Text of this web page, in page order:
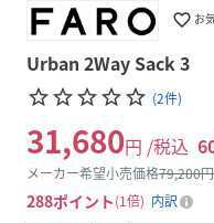
favorite_border お
Urban 2Way Sack 3
star_borderstar_borderstar_borderstar_borderstar_border (2件)
31,680円 /税込
メーカー希望小売価格79,200
288ポイント 1倍 内訳